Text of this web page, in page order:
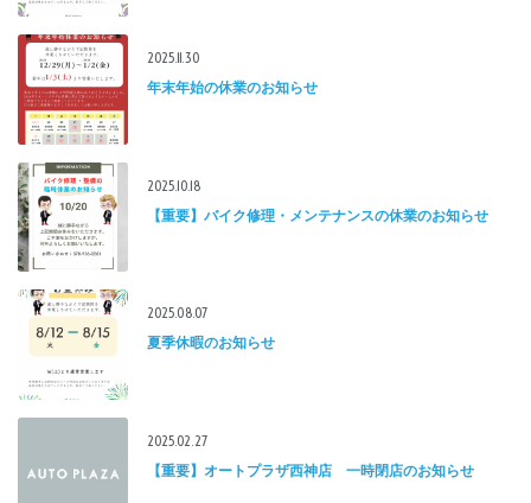
2025.11.30
年末年始の休業のお知らせ
2025.10.18
【重要】バイク修理・メンテナンスの休業のお知らせ
2025.08.07
夏季休暇のお知らせ
2025.02.27
【重要】オートプラザ西神店 一時閉店のお知らせ